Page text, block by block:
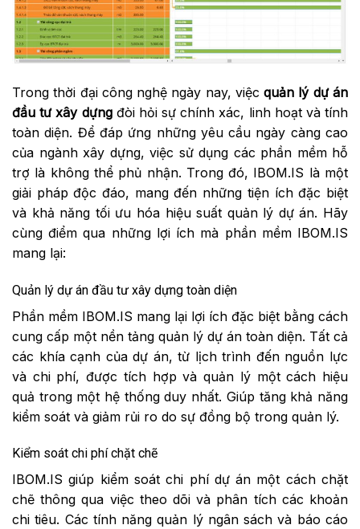
Trong thời đại công nghệ ngày nay, việcquản lý dự án
đầu tư xây dựngđòi hỏi sự chính xác, linh hoạt và tính
toàn diện. Để đáp ứng những yêu cầu ngày càng cao
của ngành xây dựng, việc sử dụng các phần mềm hỗ
trợ là không thể phủ nhận. Trong đó, IBOM.IS là một
giải pháp độc đáo, mang đến những tiện ích đặc biệt
và khả năng tối ưu hóa hiệu suất quản lý dự án. Hãy
cùng điểm qua những lợi ích mà phần mềm IBOM.IS
mang lại:
Quản lý dự án đầu tư xây dựng toàn diện
Phần mềm IBOM.IS mang lại lợi ích đặc biệt bằng cách
cung cấp một nền tảng quản lý dự án toàn diện. Tất cả
các khía cạnh của dự án, từ lịch trình đến nguồn lực
và chi phí, được tích hợp và quản lý một cách hiệu
quả trong một hệ thống duy nhất. Giúp tăng khả năng
kiểm soát và giảm rủi ro do sự đồng bộ trong quản lý.
Kiểm soát chi phí chặt chẽ
IBOM.IS giúp kiểm soát chi phí dự án một cách chặt
chẽ thông qua việc theo dõi và phân tích các khoản
chi tiêu. Các tính năng quản lý ngân sách và báo cáo